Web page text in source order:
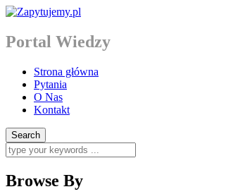
Portal Wiedzy
Strona główna
Pytania
O Nas
Kontakt
Browse By